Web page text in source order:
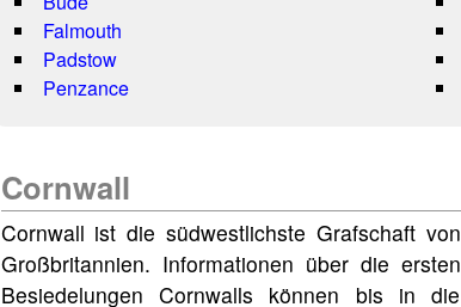
Falmouth
Padstow
Penzance
Cornwall
Cornwall ist die südwestlichste Grafschaft von
Großbritannien. Informationen über die ersten
Besiedelungen Cornwalls können bis in die